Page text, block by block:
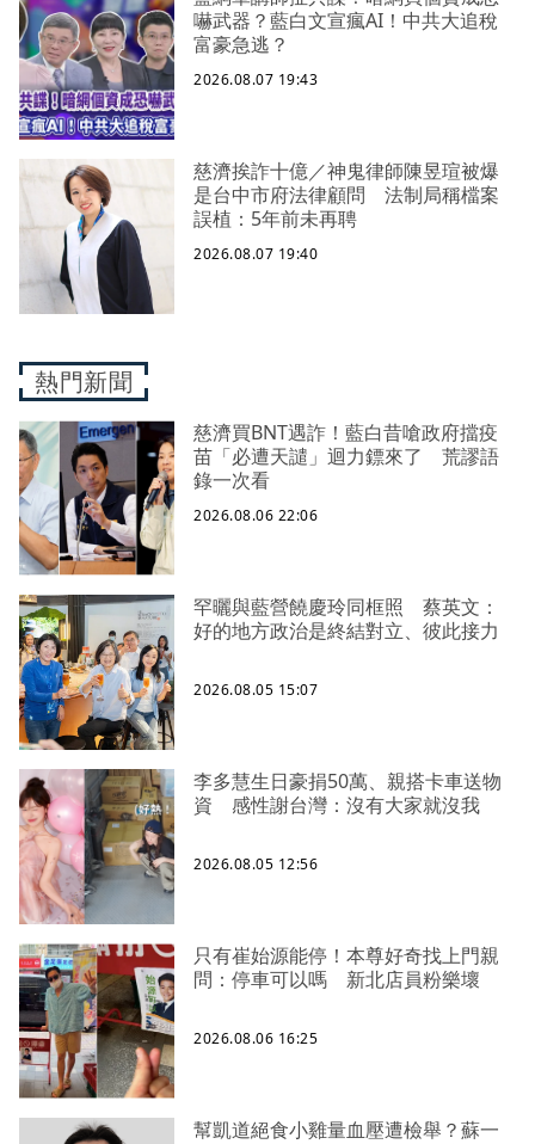
嚇武器？藍白文宣瘋AI！中共大追稅
富豪急逃？
2026.08.07 19:43
慈濟挨詐十億／神鬼律師陳昱瑄被爆
是台中市府法律顧問 法制局稱檔案
誤植：5年前未再聘
2026.08.07 19:40
熱門新聞
慈濟買BNT遇詐！藍白昔嗆政府擋疫
苗「必遭天譴」迴力鏢來了 荒謬語
錄一次看
2026.08.06 22:06
罕曬與藍營饒慶玲同框照 蔡英文：
好的地方政治是終結對立、彼此接力
2026.08.05 15:07
李多慧生日豪捐50萬、親搭卡車送物
資 感性謝台灣：沒有大家就沒我
2026.08.05 12:56
只有崔始源能停！本尊好奇找上門親
問：停車可以嗎 新北店員粉樂壞
2026.08.06 16:25
幫凱道絕食小雞量血壓遭檢舉？蘇一